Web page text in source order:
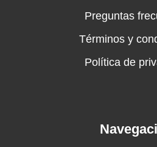
Preguntas
Términos y
Política de